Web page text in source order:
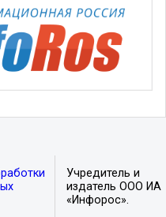
Учредитель и
издатель ООО ИА
«Инфорос».